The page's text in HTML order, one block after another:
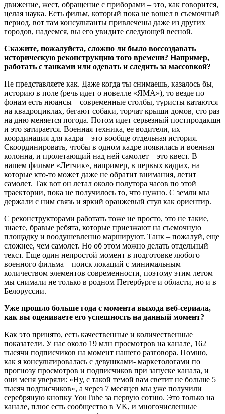
движение, жест, обращение с приборами – это, как говорится,
целая наука. Есть фильм, который пока не вошел в съемочный
период, вот там консультанты привлечены даже из других
городов, надеемся, вы его увидите следующей весной.
Скажите, пожалуйста, сложно ли было воссоздавать
историческую реконструкцию того времени? Например,
работать с танками или одевать и следить за массовкой?
Не представляете как. Даже когда ты снимаешь, казалось бы,
историю в поле (речь идет о новелле «ЯМА»), то везде по
фонам есть нюансы – современные столбы, туристы катаются
на квадроциклах, бегают собаки, торчат крыши домов, сто раз
на дню меняется погода. Потом идет серьезный постпродакшн
и это затирается. Военная техника, ее водители, их
координация для кадра – это вообще отдельная история.
Скоординировать, чтобы в одном кадре появилась и военная
колонна, и пролетающий над ней самолет – это квест. В
нашем фильме «Летчик», например, в первых кадрах, на
которые кто-то может даже не обратит внимания, летит
самолет. Так вот он летал около полутора часов по этой
траектории, пока не получилось то, что нужно. С земли мы
держали с ним связь и яркий оранжевый стул как ориентир.
С реконструкторами работать тоже не просто, это не такие,
знаете, бравые ребята, которые приезжают на съемочную
площадку и воодушевленно маршируют. Танк – пожалуй, еще
сложнее, чем самолет. Но об этом можно делать отдельный
текст. Еще один непростой момент в подготовке любого
военного фильма – поиск локаций с минимальным
количеством элементов современности, поэтому этим летом
мы снимали не только в родном Петербурге и области, но и в
Белоруссии.
Уже прошло больше года с момента выхода веб-сериала,
как вы оцениваете его успешность на данный момент?
Как это принято, есть качественные и количественные
показатели. У нас около 19 млн просмотров на канале, 162
тысячи подписчиков на момент нашего разговора. Помню,
как я консультировалась с девушками- маркетологами по
прогнозу просмотров и подписчиков при запуске канала, и
они меня уверяли: «Ну, с такой темой вам светит не больше 5
тысяч подписчиков», а через 7 месяцев мы уже получили
серебряную кнопку YouTube за первую сотню. Это только на
канале, плюс есть сообщество в VK, и многочисленные